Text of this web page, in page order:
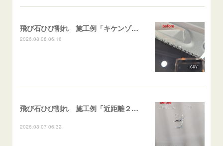
飛び石ひび割れ 施工例「キケンゾーン範囲・ストレートブレイク」フェアレディＺ
2026.08.08 06:16
飛び石ひび割れ 施工例「近距離２箇所・パーシャル系+ストレート系」CX-8
2026.08.07 06:32